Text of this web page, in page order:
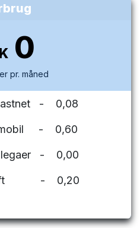
0
pr. måned
fastnet - 0,08
mobil - 0,60
- 0,00
- 0,20